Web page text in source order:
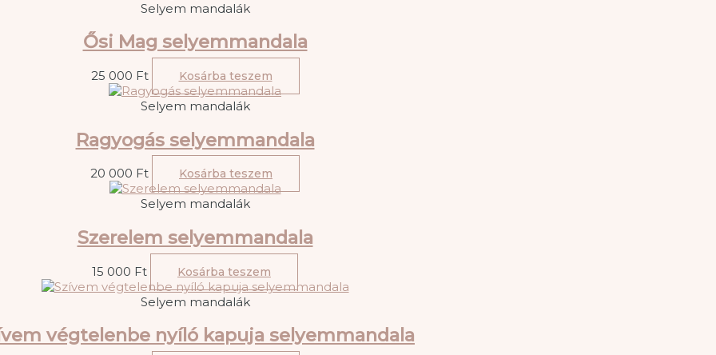
Selyem mandalák
Ősi Mag selyemmandala
25 000 Ft Kosárba teszem
Selyem mandalák
Ragyogás selyemmandala
20 000 Ft Kosárba teszem
Selyem mandalák
Szerelem selyemmandala
15 000 Ft Kosárba teszem
Selyem mandalák
végtelenbe nyíló kapuja selyemmandala